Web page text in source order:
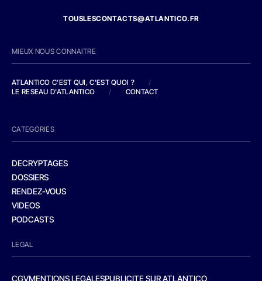
TOUSLESCONTACTS@ATLANTICO.FR
MIEUX NOUS CONNAITRE
ATLANTICO C'EST QUI, C'EST QUOI ?
/
LE RESEAU D'ATLANTICO
/ CONTACT
CATEGORIES
DECRYPTAGES
DOSSIERS
RENDEZ-VOUS
VIDEOS
PODCASTS
LEGAL
CGVMENTIONS LEGALESPUBLICITE SUR ATLANTICO